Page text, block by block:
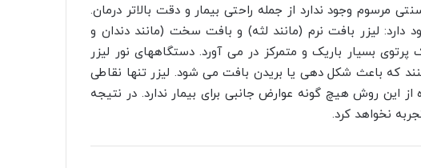
مرسوم وجود ندارد از جمله راحتی بیمار و دقت بالاتر درمان.
دارد: لیزر بافت نرم (مانند لثه) و بافت سخت (مانند دندان و
بسیار باریک و متمرکز در می آورد. دستگاههای نور لیزر
که باعث شکل دهی یا بریدن بافت می شود. لیزر تنها نقاطی
این روش هیچ گونه عوارض جانبی برای بیمار ندارد. در نتیجه
نخواهد کرد.